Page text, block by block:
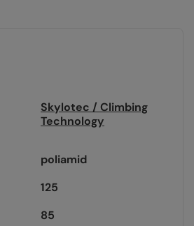
Skylotec / Climbing
Technology
poliamid
125
85